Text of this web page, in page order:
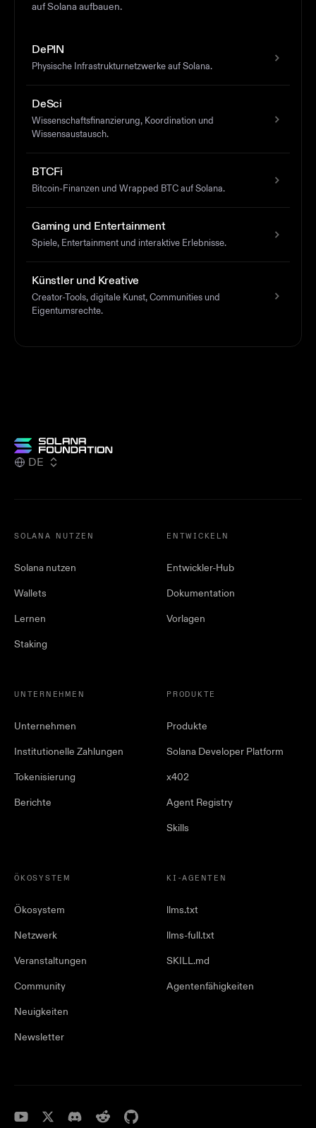
auf Solana aufbauen.
DePIN
Physische Infrastrukturnetzwerke auf Solana.
DeSci
Wissenschaftsfinanzierung, Koordination und
Wissensaustausch.
BTCFi
Bitcoin-Finanzen und Wrapped BTC auf Solana.
Gaming und Entertainment
Spiele, Entertainment und interaktive Erlebnisse.
Künstler und Kreative
Creator-Tools, digitale Kunst, Communities und
Eigentumsrechte.
DE
SOLANA NUTZEN
Solana nutzen
Wallets
Lernen
Staking
ENTWICKELN
Entwickler-Hub
Dokumentation
Vorlagen
UNTERNEHMEN
Unternehmen
Institutionelle Zahlungen
Tokenisierung
Berichte
PRODUKTE
Produkte
Solana Developer Platform
x402
Agent Registry
Skills
ÖKOSYSTEM
Ökosystem
Netzwerk
Veranstaltungen
Community
Neuigkeiten
Newsletter
KI-AGENTEN
llms.txt
llms-full.txt
SKILL.md
Agentenfähigkeiten